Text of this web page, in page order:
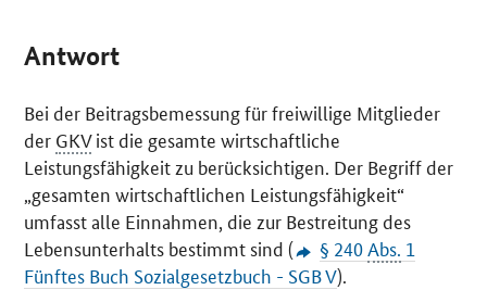
Antwort
Bei der Beitragsbemessung für freiwillige Mitglieder
der GKVist die gesamte wirtschaftliche
Leistungsfähigkeit zu berücksichtigen. Der Begriff der
„gesamten wirtschaftlichen Leistungsfähigkeit“
umfasst alle Einnahmen, die zur Bestreitung des
Lebensunterhalts bestimmt sind (
§ 240Abs. 1
Fünftes Buch Sozialgesetzbuch - SGB V).